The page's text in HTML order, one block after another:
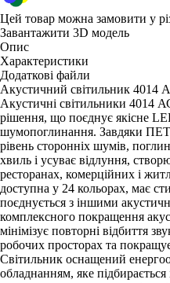
Цей товар можна замовити у
Завантажити 3D модель
Опис
Характеристики
Додаткові файли
Акустичний світильник
Акустичні світильники 4014
рішення, що поєднує якісне
шумопоглинання. Завдяки
рівень сторонніх шумів,
хвиль і усуває відлуння,
ресторанах, комерційних і
доступна у 24 кольорах, має
поєднується з іншими
комплексного покращення
мінімізує повторні відбиття
робочих просторах та
Світильник оснащений
обладнанням, яке підбирається